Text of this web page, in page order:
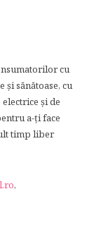
cu
sănătoase, cu
și de
a-ți face
timp liber
,